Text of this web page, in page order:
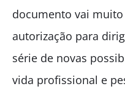
documento vai
autorização para
série de novas
vida profissional e